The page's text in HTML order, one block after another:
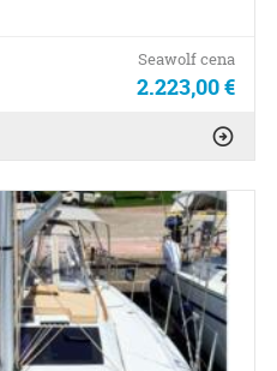
Seawolf cena
2.223,00 €